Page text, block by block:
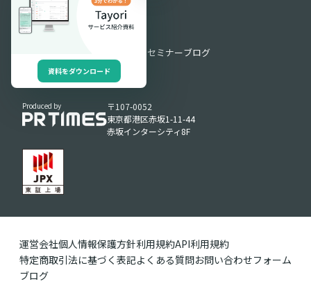
お役立ち情報
セミナーブログ
Produced by
〒107-0052
東京都港区赤坂1-11-44
赤坂インターシティ8F
運営会社個人情報保護方針利用規約API利用規約
特定商取引法に基づく表記よくある質問お問い合わせフォーム
ブログ
資料をダウンロード